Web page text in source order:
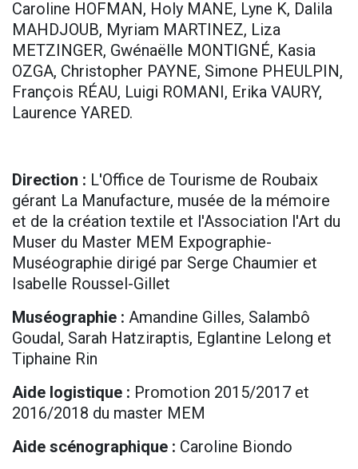
Caroline HOFMAN, Holy MANE, Lyne K, Dalila
MAHDJOUB, Myriam MARTINEZ, Liza
METZINGER, Gwénaëlle MONTIGNÉ, Kasia
OZGA, Christopher PAYNE, Simone PHEULPIN,
François RÉAU, Luigi ROMANI, Erika VAURY,
Laurence YARED.
Direction : L'Office de Tourisme de Roubaix
gérant La Manufacture, musée de la mémoire
et de la création textile et l'Association l'Art du
Muser du Master MEM Expographie-
Muséographie dirigé par Serge Chaumier et
Isabelle Roussel-Gillet
Muséographie : Amandine Gilles, Salambô
Goudal, Sarah Hatziraptis, Eglantine Lelong et
Tiphaine Rin
Aide logistique : Promotion 2015/2017 et
2016/2018 du master MEM
Aide scénographique : Caroline Biondo